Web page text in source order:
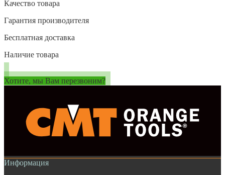
Качество товара
Гарантия производителя
Бесплатная доставка
Наличие товара
Хотите, мы Вам перезвоним?
Информация